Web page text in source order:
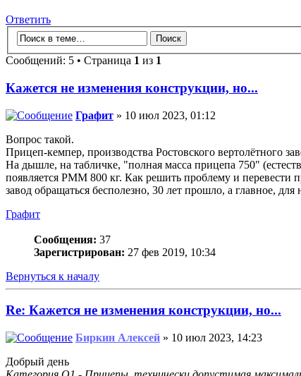
Ответить
Сообщений: 5 • Страница 1 из 1
Кажется не изменения конструкции, но...
Графит » 10 июл 2023, 01:12
Вопрос такой.
Прицеп-кемпер, производства Ростовского вертолётного
На дышле, на табличке, "полная масса прицепа 750"
появляется РММ 800 кг. Как решить проблему и перевести
завод обращаться бесполезно, 30 лет прошло, а главное,
Графит
Сообщения: 37
Зарегистрирован: 27 фев 2019, 10:34
Вернуться к началу
Re: Кажется не изменения конструкции, но...
Биркин Алексей » 10 июл 2023, 14:23
Добрый день